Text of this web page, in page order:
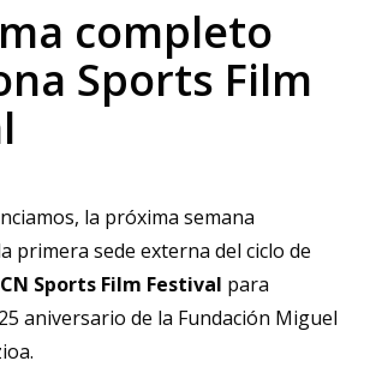
completo
Sports Film
la próxima semana
primera sede externa del ciclo de
Sports Film Festival para
aniversario de la Fundación Miguel